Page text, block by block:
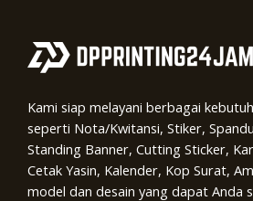
Kami siap melayani berbagai
seperti Nota/Kwitansi, Stiker,
Standing Banner, Cutting Sticker,
Cetak Yasin, Kalender, Kop Surat,
model dan desain yang dapat Anda